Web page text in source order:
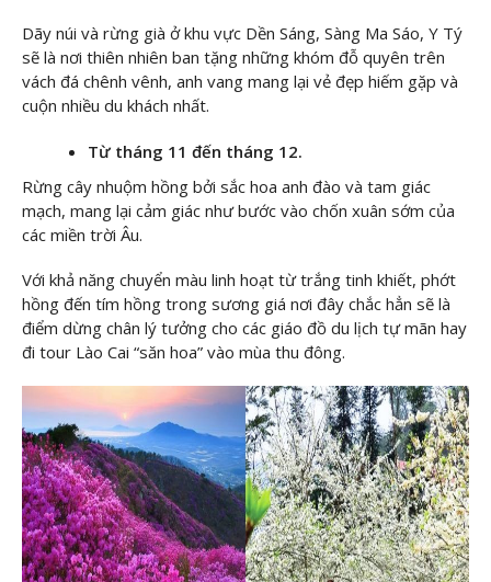
Dãy núi và rừng già ở khu vực Dền Sáng, Sàng Ma Sáo, Y Tý
sẽ là nơi thiên nhiên ban tặng những khóm đỗ quyên trên
vách đá chênh vênh, anh vang mang lại vẻ đẹp hiếm gặp và
cuộn nhiều du khách nhất.
Từ tháng 11 đến tháng 12.
Rừng cây nhuộm hồng bởi sắc hoa anh đào và tam giác
mạch, mang lại cảm giác như bước vào chốn xuân sớm của
các miền trời Âu.
Với khả năng chuyển màu linh hoạt từ trắng tinh khiết, phớt
hồng đến tím hồng trong sương giá nơi đây chắc hẳn sẽ là
điểm dừng chân lý tưởng cho các giáo đồ du lịch tự mãn hay
đi tour Lào Cai “săn hoa” vào mùa thu đông.